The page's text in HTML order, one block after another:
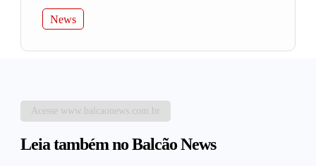
News
Acesse www.balcaonews.com.br
Leia também no Balcão News